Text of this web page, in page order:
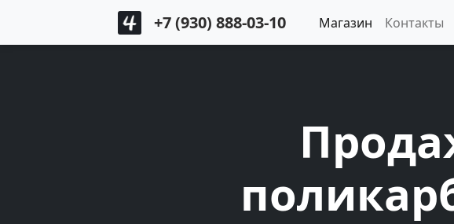
+7 (930) 888-03-10 Магазин Контакты